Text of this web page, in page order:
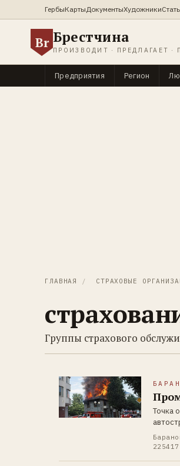
ГербыКартыДокументыХудожники
Br Брестчина
ПРОИЗВОДИТ · ПРЕДЛАГАЕТ ·
Предприятия Регион
ГЛАВНАЯ / СТРАХОВЫЕ
Группы страхового
Точка